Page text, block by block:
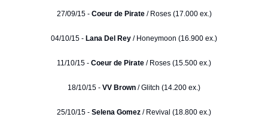
27/09/15 - Coeur de Pirate/ Roses (17.000 ex.)
04/10/15 - Lana Del Rey / Honeymoon (16.900 ex.)
11/10/15 - Coeur de Pirate / Roses (15.500 ex.)
18/10/15 - VV Brown / Glitch (14.200 ex.)
25/10/15 - Selena Gomez / Revival (18.800 ex.)